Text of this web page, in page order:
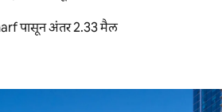
पासून अंतर 2.33 मैल